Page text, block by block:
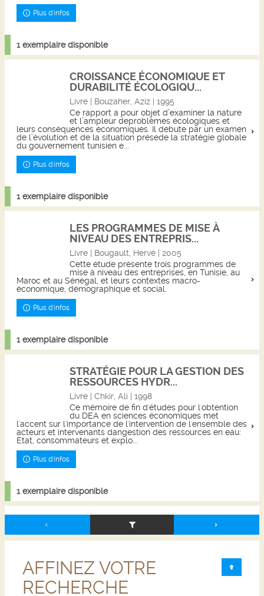
Plus d'infos
1 exemplaire disponible
CROISSANCE ÉCONOMIQUE ET
DURABILITÉ ÉCOLOGIQU...
Livre | Bouzaher, Aziz | 1995
Ce rapport a pour objet d’examiner la nature
et l’ampleur deproblèmes écologiques et
leurs conséquences économiques. Il débute par un examen
de l’évolution et de la situation présede la stratégie globale
du gouvernement tunisien e...
Plus d'infos
1 exemplaire disponible
LES PROGRAMMES DE MISE À
NIVEAU DES ENTREPRIS...
Livre | Bougault, Hervé | 2005
Cette étude présente trois programmes de
mise à niveau des entreprises, en Tunisie, au
Maroc et au Sénégal, et leurs contextes macro-
économique, démographique et social.
Plus d'infos
1 exemplaire disponible
STRATÉGIE POUR LA GESTION DES
RESSOURCES HYDR...
Livre | Chkir, Ali | 1998
Ce mémoire de fin d'études pour l'obtention
du DEA en sciences économiques met
l'accent sur l'importance de l'intervention de l'ensemble des
acteurs et intervenants dangestion des ressources en eau:
Etat, consommateurs et explo...
Plus d'infos
1 exemplaire disponible
AFFINEZ VOTRE
RECHERCHE